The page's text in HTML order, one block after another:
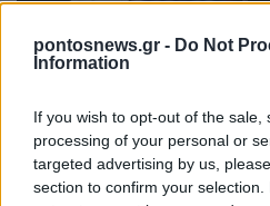
pontosnews.gr - Do Not
Information
If you wish to opt-out of the
processing of your personal or
targeted advertising by us,
section to confirm your
ΠΙΣΤΗ
έκανε δεκτή την
οίκου ευγηρίας του
11/07/2026 - 11:26πμ